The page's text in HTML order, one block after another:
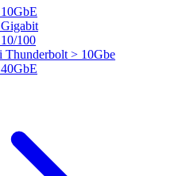
Gigabit
100
Thunderbolt > 10Gbe